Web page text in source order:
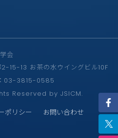
会
15-13 お茶の水ウイングビル10F
03-3815-0585
Reserved by JSICM.
ポリシー お問い合わせ